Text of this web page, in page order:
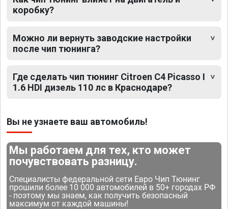
коробку?
Можно ли вернуть заводские настройки
после чип тюнинга?
Где сделать чип тюнинг Citroen C4 Picasso I
1.6 HDI дизель 110 лс в Краснодаре?
Вы не узнаете ваш автомобиль!
Мы работаем для тех, кто может
почувствовать разницу.
Специалисты федеральной сети Евро Чип Тюнинг
прошили более 10 000 автомобилей в 50+ городах РФ
- поэтому мы знаем, как получить безопасный
максимум от каждой машины!